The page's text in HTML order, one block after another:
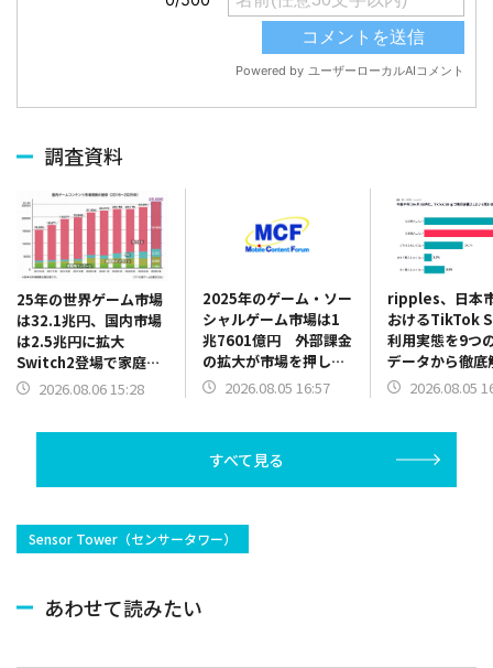
調査資料
25年の世界ゲーム市場
は32.1兆円、国内市場
は2.5兆円に拡大
Switch2登場で家庭用
ゲーム市場が活性化
2026.08.06 15:28
2025年のゲーム・ソー
シャルゲーム市場は1
兆7601億円 外部課金
の拡大が市場を押し上
げ モバイル・コンテ
2026.08.05 16:57
ripples、日本
おけるTikTok
利用実態を9つ
データから徹
継続意向72%
2026.08.05
すべて見る
Sensor Tower（センサータワー）
あわせて読みたい